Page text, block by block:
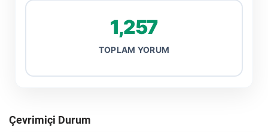
1,257
TOPLAM YORUM
Çevrimiçi Durum